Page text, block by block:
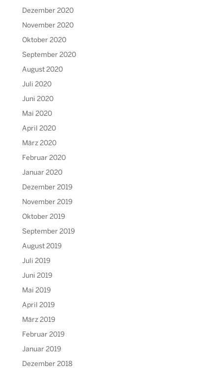
Dezember 2020
November 2020
Oktober 2020
September 2020
August 2020
Juli 2020
Juni 2020
Mai 2020
April 2020
März 2020
Februar 2020
Januar 2020
Dezember 2019
November 2019
Oktober 2019
September 2019
August 2019
Juli 2019
Juni 2019
Mai 2019
April 2019
März 2019
Februar 2019
Januar 2019
Dezember 2018